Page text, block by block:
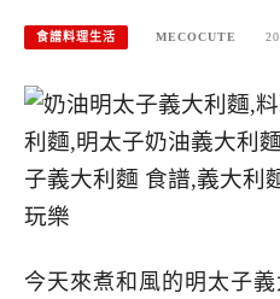
食譜料理生活 MECOCUTE
今天來煮和風的明太子